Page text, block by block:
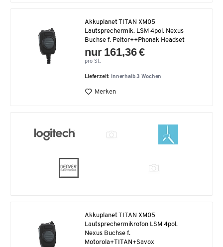
Akkuplanet TITAN XM05
Lautsprechermik. LSM 4pol. Nexus
Buchse f. Peltor++Phonak Headset
nur 161,36 €
pro St.
Lieferzeit: innerhalb 3 Wochen
Merken
Akkuplanet TITAN XM05
Lautsprechermikrofon LSM 4pol.
Nexus Buchse f.
Motorola+TITAN+Savox